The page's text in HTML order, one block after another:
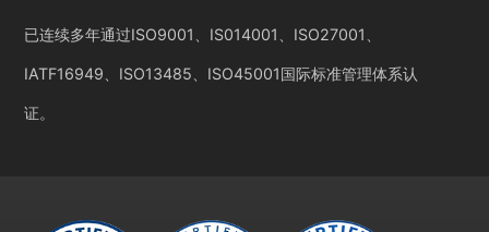
已连续多年通过ISO9001、IS014001、ISO27001、
IATF16949、ISO13485、ISO45001国际标准管理体系认
证。